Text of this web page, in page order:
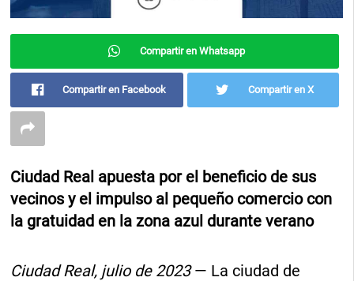
Compartir en Whatsapp
Compartir en Facebook Compartir en X
Ciudad Real apuesta por el beneficio de sus
vecinos y el impulso al pequeño comercio con
la gratuidad en la zona azul durante verano
Ciudad Real, julio de 2023— La ciudad de